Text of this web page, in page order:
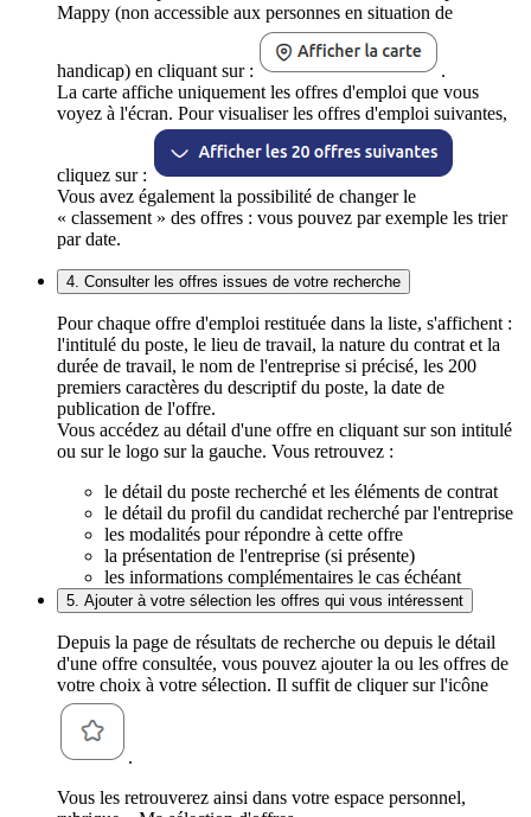
Mappy (non accessible aux personnes en situation de
handicap) en cliquant sur :
.
La carte affiche uniquement les offres d'emploi que vous
voyez à l'écran. Pour visualiser les offres d'emploi suivantes,
cliquez sur :
Vous avez également la possibilité de changer le
« classement » des offres : vous pouvez par exemple les trier
par date.
4. Consulter les offres issues de votre recherche
Pour chaque offre d'emploi restituée dans la liste, s'affichent :
l'intitulé du poste, le lieu de travail, la nature du contrat et la
durée de travail, le nom de l'entreprise si précisé, les 200
premiers caractères du descriptif du poste, la date de
publication de l'offre.
Vous accédez au détail d'une offre en cliquant sur son intitulé
ou sur le logo sur la gauche. Vous retrouvez :
le détail du poste recherché et les éléments de contrat
le détail du profil du candidat recherché par l'entreprise
les modalités pour répondre à cette offre
la présentation de l'entreprise (si présente)
les informations complémentaires le cas échéant
5. Ajouter à votre sélection les offres qui vous intéressent
Depuis la page de résultats de recherche ou depuis le détail
d'une offre consultée, vous pouvez ajouter la ou les offres de
votre choix à votre sélection. Il suffit de cliquer sur l'icône
.
Vous les retrouverez ainsi dans votre espace personnel,